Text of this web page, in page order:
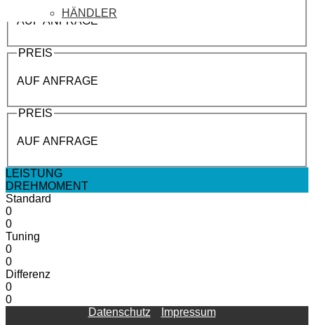
HÄNDLER
AUF ANFRAGE
PREIS
AUF ANFRAGE
PREIS
AUF ANFRAGE
LEISTUNG
DREHMOMENT
Standard
0
0
Tuning
0
0
Differenz
0
0
Datenschutz
Impressum